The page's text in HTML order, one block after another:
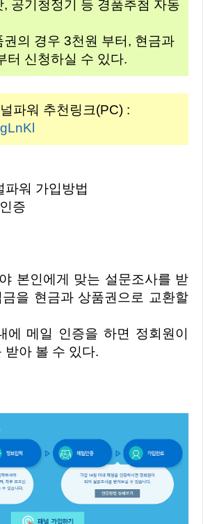
공기청정기 등 경품추첨 자동
의 경우 3천원 부터, 현금과
터 신청하실 수 있다.
파워 추천링크(PC) :
파워 가입방법
증
을 현금과 상품권으로 교환할
에 메일 인증을 하면 정회원이
받아 볼 수 있다.